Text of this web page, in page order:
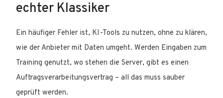
echter Klassiker
Ein häufiger Fehler ist, KI-Tools zu nutzen, ohne zu klären,
wie der Anbieter mit Daten umgeht. Werden Eingaben zum
Training genutzt, wo stehen die Server, gibt es einen
Auftragsverarbeitungsvertrag – all das muss sauber
geprüft werden.